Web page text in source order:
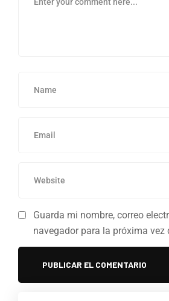
Guarda mi nombre, correo
navegador para la próxima vez